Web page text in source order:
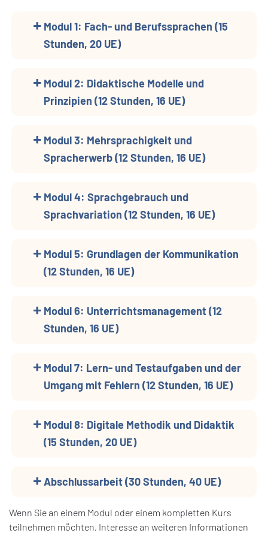
Modul 1: Fach- und Berufssprachen (15
Stunden, 20 UE)
Modul 2: Didaktische Modelle und
Prinzipien (12 Stunden, 16 UE)
Modul 3: Mehrsprachigkeit und
Spracherwerb (12 Stunden, 16 UE)
Modul 4: Sprachgebrauch und
Sprachvariation (12 Stunden, 16 UE)
Modul 5: Grundlagen der Kommunikation
(12 Stunden, 16 UE)
Modul 6: Unterrichtsmanagement (12
Stunden, 16 UE)
Modul 7: Lern- und Testaufgaben und der
Umgang mit Fehlern (12 Stunden, 16 UE)
Modul 8: Digitale Methodik und Didaktik
(15 Stunden, 20 UE)
Abschlussarbeit (30 Stunden, 40 UE)
Wenn Sie an einem Modul oder einem kompletten Kurs
teilnehmen möchten, Interesse an weiteren Informationen